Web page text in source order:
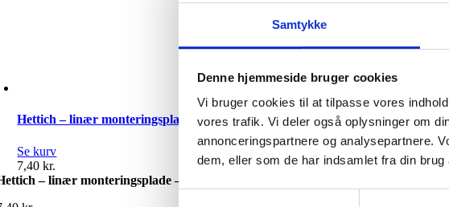
Samtykke
Denne hjemmeside bruger cookies
Vi bruger cookies til at tilpasse vores
vores trafik. Vi deler også oplysninger om
annonceringspartnere og analysepartnere.
dem, eller som de har indsamlet fra din brug
Hettich – linær monteringsplade – for ipresning
Se kurv
7,40kr.
– linær monteringsplade – for ipresning